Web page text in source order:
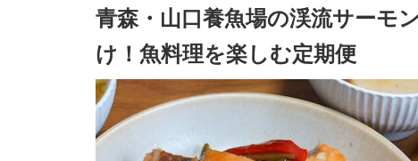
青森・山口養魚場の渓流サーモ
け！魚料理を楽しむ定期便